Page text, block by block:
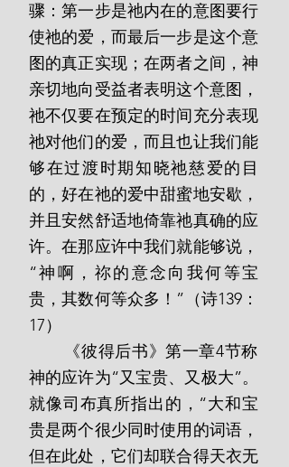
骤：第一步是祂内在的意图要行
使祂的爱，而最后一步是这个意
图的真正实现；在两者之间，神
亲切地向受益者表明这个意图，
祂不仅要在预定的时间充分表现
祂对他们的爱，而且也让我们能
够在过渡时期知晓祂慈爱的目
的，好在祂的爱中甜蜜地安歇，
并且安然舒适地倚靠祂真确的应
许。在那应许中我们就能够说，
“神啊，祢的意念向我何等宝
贵，其数何等众多！”（诗139：
17）
神的应许为“又宝贵、又极大”。
就像司布真所指出的，“大和宝
贵是两个很少同时使用的词语，
但在此处，它们却联合得天衣无